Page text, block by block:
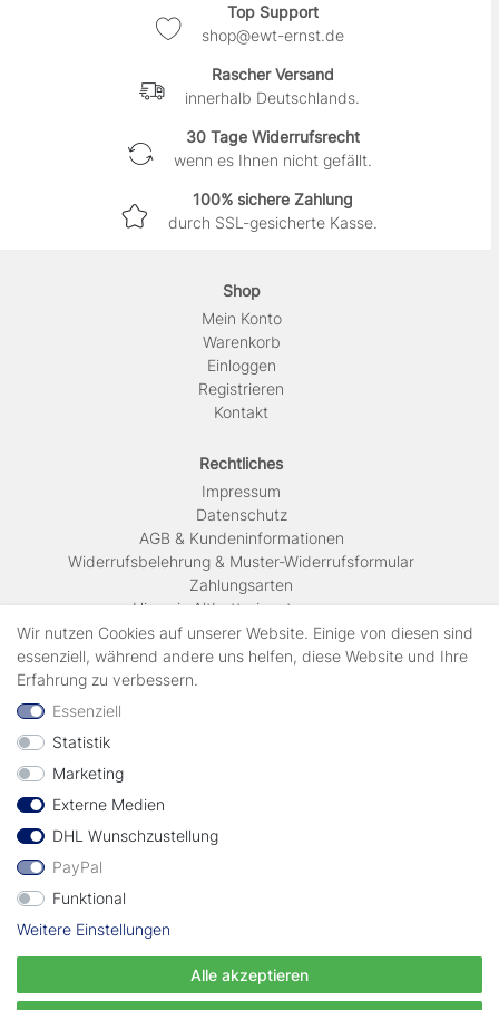
Top Support
shop@ewt-ernst.de
Rascher Versand
innerhalb Deutschlands.
30 Tage Widerrufsrecht
wenn es Ihnen nicht gefällt.
100% sichere Zahlung
durch SSL-gesicherte Kasse.
Shop
Mein Konto
Warenkorb
Einloggen
Registrieren
Kontakt
Rechtliches
Impressum
Daten­schutz
AGB & Kundeninformationen
Widerrufsbelehrung & Muster-Widerrufsformular
Zahlungsarten
Hinweis Altbatterieentsorgung
Versandkosten & Lieferinformationen
Zahlungsarten
geprüft durch
Vertrag widerrufen
Wir nutzen Cookies auf unserer Website. Einige von diesen sind
essenziell, während andere uns helfen, diese Website und Ihre
Erfahrung zu verbessern.
Essenziell
Statistik
Marketing
Externe Medien
DHL Wunschzustellung
PayPal
Funktional
Weitere Einstellungen
Alle akzeptieren